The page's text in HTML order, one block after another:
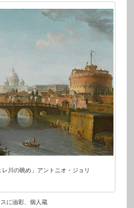
レ川の眺め」アントニオ・ジョリ
に油彩、個人蔵